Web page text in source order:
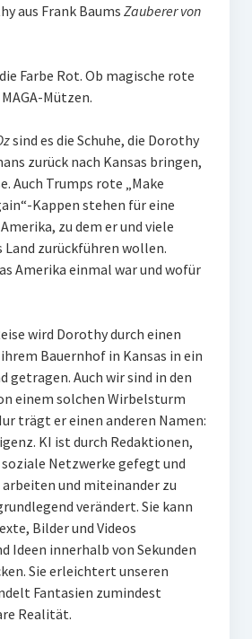
aus Frank Baums Zauberer von
Farbe Rot. Ob magische rote
Mützen.
sind es die Schuhe, die Dorothy
zurück nach Kansas bringen,
Auch Trumps rote „Make
Kappen stehen für eine
zu dem er und viele
Land zurückführen wollen.
Amerika einmal war und wofür
wird Dorothy durch einen
Bauernhof in Kansas in ein
getragen. Auch wir sind in den
einem solchen Wirbelsturm
trägt er einen anderen Namen:
KI ist durch Redaktionen,
Netzwerke gefegt und
und miteinander zu
verändert. Sie kann
Bilder und Videos
Ideen innerhalb von Sekunden
Sie erleichtert unseren
Fantasien zumindest
Realität.